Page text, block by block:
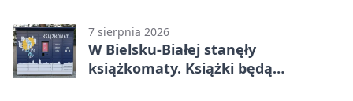
7 sierpnia 2026
W Bielsku-Białej stanęły
książkomaty. Książki będą